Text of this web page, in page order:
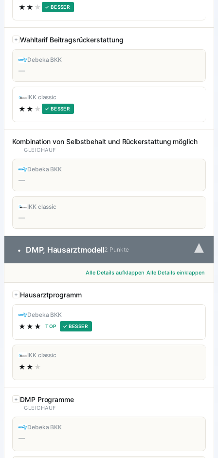
★★ ★ ✓ BESSER
Wahltarif Beitragsrückerstattung
Debeka BKK
—
IKK classic
★★ ★ ✓ BESSER
Kombination von Selbstbehalt und Rückerstattung möglich
GLEICHAUF
Debeka BKK
—
IKK classic
—
• DMP, Hausarztmodell2 Punkte ▾
Alle Details aufklappen Alle Details einklappen
Hausarztprogramm
Debeka BKK
★★★ TOP ✓ BESSER
IKK classic
★★ ★
DMP Programme
GLEICHAUF
Debeka BKK
—